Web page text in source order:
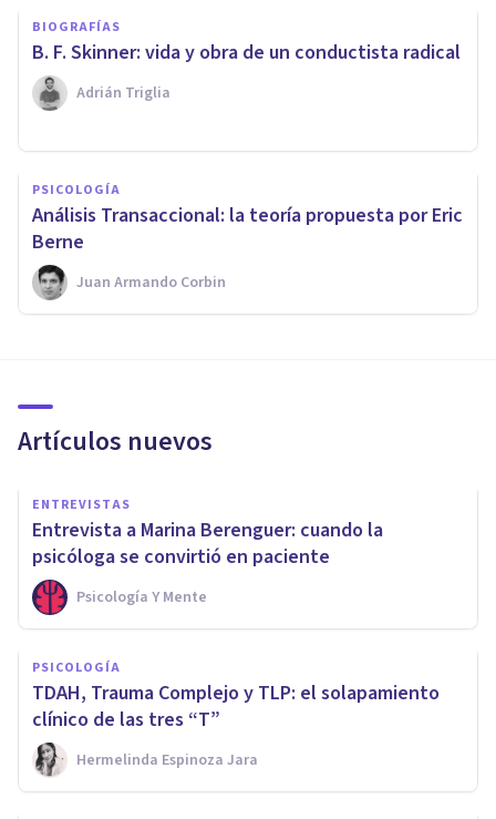
BIOGRAFÍAS
​B. F. Skinner: vida y obra de un conductista radical
Adrián Triglia
PSICOLOGÍA
Análisis Transaccional: la teoría propuesta por Eric
Berne
Juan Armando Corbin
Artículos nuevos
ENTREVISTAS
Entrevista a Marina Berenguer: cuando la
psicóloga se convirtió en paciente
Psicología Y Mente
PSICOLOGÍA
TDAH, Trauma Complejo y TLP: el solapamiento
clínico de las tres “T”
Hermelinda Espinoza Jara